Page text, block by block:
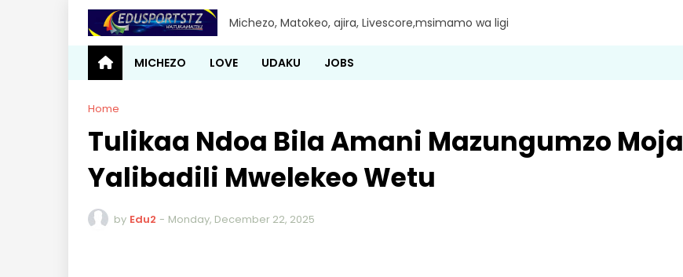
Michezo, Matokeo, ajira, Livescore,msimamo wa ligi
MICHEZO LOVE UDAKU JOBS
Home
Tulikaa Ndoa Bila Amani Mazungumzo Moja
Yalibadili Mwelekeo Wetu
by Edu2 - Monday, December 22, 2025